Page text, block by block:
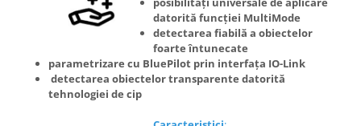
datorită funcției MultiMode
detectarea fiabilă a obiectelor
foarte întunecate
parametrizare cu BluePilot prin interfața IO-Link
detectarea obiectelor transparente datorită
tehnologiei de cip